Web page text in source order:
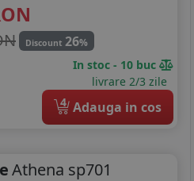
Discount 26%
In stoc - 10 buc
livrare 2/3 zile
4 Adauga in cos
Athena sp701